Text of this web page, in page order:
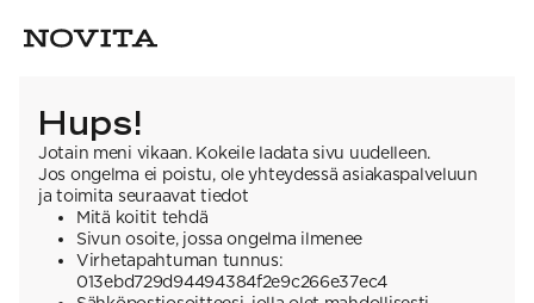
Hups!
Jotain meni vikaan. Kokeile ladata sivu uudelleen.
Jos ongelma ei poistu, ole yhteydessä asiakaspalveluun
ja toimita seuraavat tiedot
Mitä koitit tehdä
Sivun osoite, jossa ongelma ilmenee
Virhetapahtuman tunnus:
013ebd729d94494384f2e9c266e37ec4